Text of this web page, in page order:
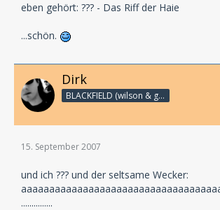
eben gehört: ??? - Das Riff der Haie
...schön.
Dirk
BLACKFIELD (wilson & geffen)
15. September 2007
und ich ??? und der seltsame Wecker:
...............